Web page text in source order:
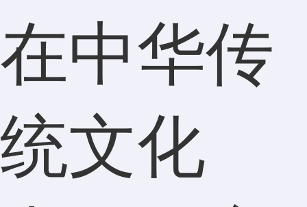
在中华传
统文化